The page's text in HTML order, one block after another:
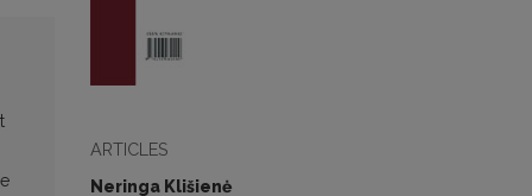
ARTICLES
Neringa Klišienė